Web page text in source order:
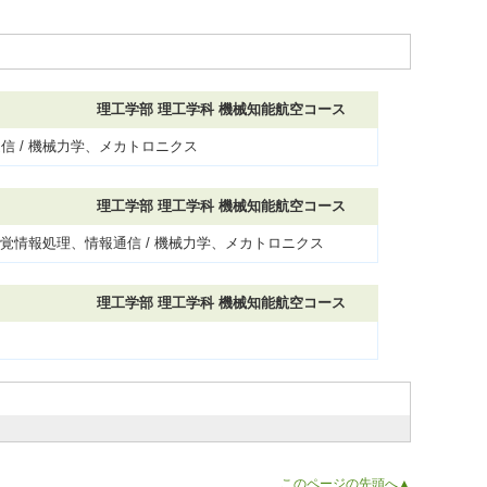
理工学部 理工学科 機械知能航空コース
/ 機械力学、メカトロニクス
理工学部 理工学科 機械知能航空コース
情報処理、情報通信 / 機械力学、メカトロニクス
理工学部 理工学科 機械知能航空コース
このページの先頭へ▲